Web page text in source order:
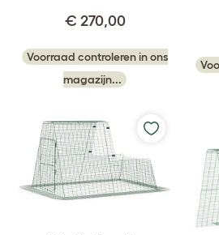
€ 270,00
Voorraad controleren in ons
magazijn...